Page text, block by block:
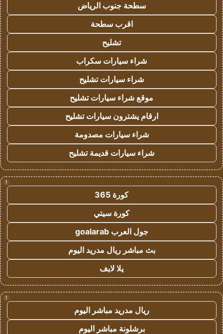
سطحة جنوب الرياض
اقرب سطحة
تشليح
شراء سيارات سكراب
شراء سيارات تشليح
موقع شراء سيارات تشليح
ارقام يشترون سيارات تشليح
شراء سيارات مصدومة
شراء سيارات قديمة تشليح
!
كورة 365
كورة سيتي
جول العرب goalarab
بث مباشر ريال مدريد اليوم
يلا لايف
!
ريال مدريد مباشر اليوم
برشلونة مباشر اليوم